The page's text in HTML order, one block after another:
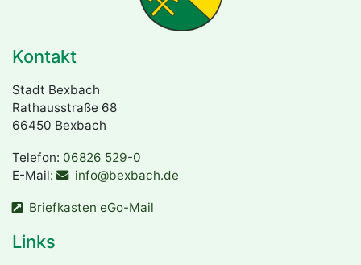
Kontakt
Stadt Bexbach
Rathausstraße 68
66450 Bexbach
Telefon: 06826 529-0
E-Mail:
info@bexbach.de
Briefkasten eGo-Mail
Links